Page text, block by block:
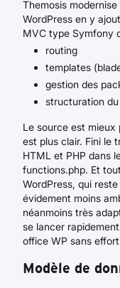
Themosis
WordPress en y
MVC type Symfony
routing
templates
gestion des
structuration
Le source est mieux
est plus clair. Fini le
HTML et PHP dans
functions.php. Et
WordPress, qui
évidement moins
néanmoins très
se lancer
office WP sans
Modèle de